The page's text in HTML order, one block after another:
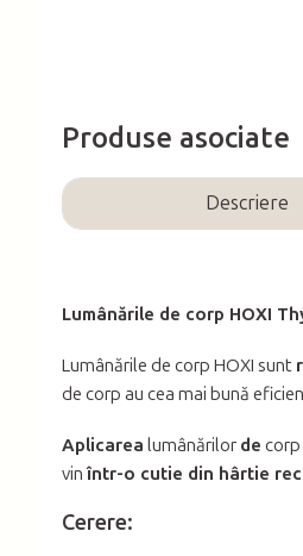
Produse asociate
Descriere
Lumânările de corp HOXI
Lumânările de corp HOXI sunt
de corp au cea mai bună
Aplicarea lumânărilor de
vin într-o cutie din hârtie
Cerere: